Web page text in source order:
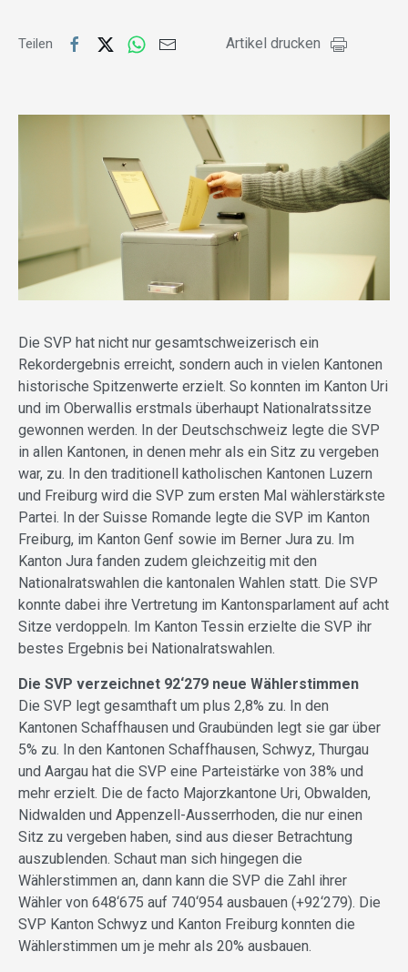
Teilen Artikel drucken
Die SVP hat nicht nur gesamtschweizerisch ein
Rekordergebnis erreicht, sondern auch in vielen Kantonen
historische Spitzenwerte erzielt. So konnten im Kanton Uri
und im Oberwallis erstmals überhaupt Nationalratssitze
gewonnen werden. In der Deutschschweiz legte die SVP
in allen Kantonen, in denen mehr als ein Sitz zu vergeben
war, zu. In den traditionell katholischen Kantonen Luzern
und Freiburg wird die SVP zum ersten Mal wählerstärkste
Partei. In der Suisse Romande legte die SVP im Kanton
Freiburg, im Kanton Genf sowie im Berner Jura zu. Im
Kanton Jura fanden zudem gleichzeitig mit den
Nationalratswahlen die kantonalen Wahlen statt. Die SVP
konnte dabei ihre Vertretung im Kantonsparlament auf acht
Sitze verdoppeln. Im Kanton Tessin erzielte die SVP ihr
bestes Ergebnis bei Nationalratswahlen.
Die SVP verzeichnet 92‘279 neue Wählerstimmen
Die SVP legt gesamthaft um plus 2,8% zu. In den
Kantonen Schaffhausen und Graubünden legt sie gar über
5% zu. In den Kantonen Schaffhausen, Schwyz, Thurgau
und Aargau hat die SVP eine Parteistärke von 38% und
mehr erzielt. Die de facto Majorzkantone Uri, Obwalden,
Nidwalden und Appenzell-Ausserrhoden, die nur einen
Sitz zu vergeben haben, sind aus dieser Betrachtung
auszublenden. Schaut man sich hingegen die
Wählerstimmen an, dann kann die SVP die Zahl ihrer
Wähler von 648‘675 auf 740‘954 ausbauen (+92‘279). Die
SVP Kanton Schwyz und Kanton Freiburg konnten die
Wählerstimmen um je mehr als 20% ausbauen.